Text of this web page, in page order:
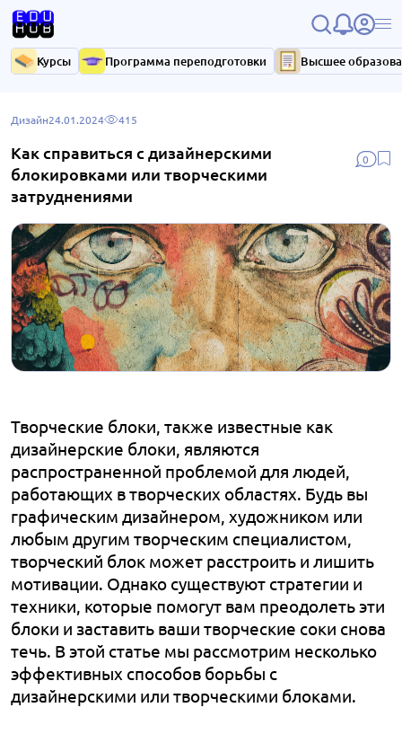
Курсы Программа переподготовки Высшее
0
Дизайн24.01.2024 415
Как справиться с дизайнерскими
блокировками или творческими
затруднениями
Творческие блоки, также известные как
дизайнерские блоки, являются
распространенной проблемой для людей,
работающих в творческих областях. Будь вы
графическим дизайнером, художником или
любым другим творческим специалистом,
творческий блок может расстроить и лишить
мотивации. Однако существуют стратегии и
техники, которые помогут вам преодолеть эти
блоки и заставить ваши творческие соки снова
течь. В этой статье мы рассмотрим несколько
эффективных способов борьбы с
дизайнерскими или творческими блоками.